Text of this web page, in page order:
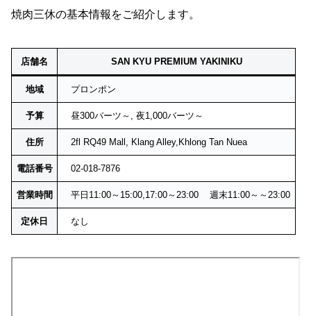
焼肉三休の基本情報をご紹介します。
店舗名 SAN KYU PREMIUM YAKINIKU
地域 プロンポン
予算 昼300バーツ～, 夜1,000バーツ～
住所 2fl RQ49 Mall, Klang Alley,Khlong Tan Nuea
電話番号 02-018-7876
営業時間 平日11:00～15:00,17:00～23:00 週末11:00～～23:00
定休日 なし